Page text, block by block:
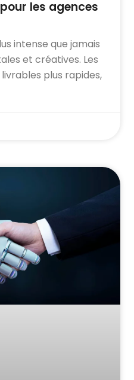
les agences
intense que jamais
et créatives. Les
plus rapides,